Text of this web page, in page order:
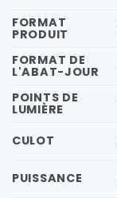
FORMAT
PRODUIT
FORMAT DE
L'ABAT-JOUR
POINTS DE
LUMIÈRE
CULOT
PUISSANCE